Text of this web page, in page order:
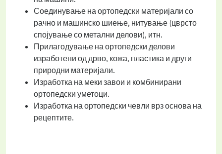
Соединување на ортопедски материјали со
рачно и машинско шиење, нитување (цврсто
спојување со метални делови), итн.
Прилагодување на ортопедски делови
изработени од дрво, кожа, пластика и други
природни материјали.
Изработка на меки завои и комбинирани
ортопедски уметоци.
Изработка на ортопедски чевли врз основа на
рецептите.